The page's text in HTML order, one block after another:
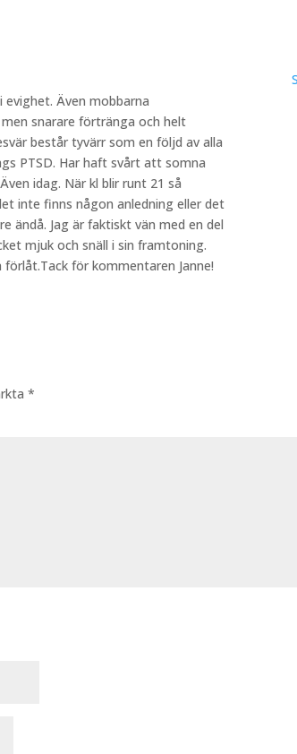
evighet. Även mobbarna
snarare förtränga och helt
består tyvärr som en följd av alla
PTSD. Har haft svårt att somna
idag. När kl blir runt 21 så
inte finns någon anledning eller det
ändå. Jag är faktiskt vän med en del
mjuk och snäll i sin framtoning.
för kommentaren Janne!
*